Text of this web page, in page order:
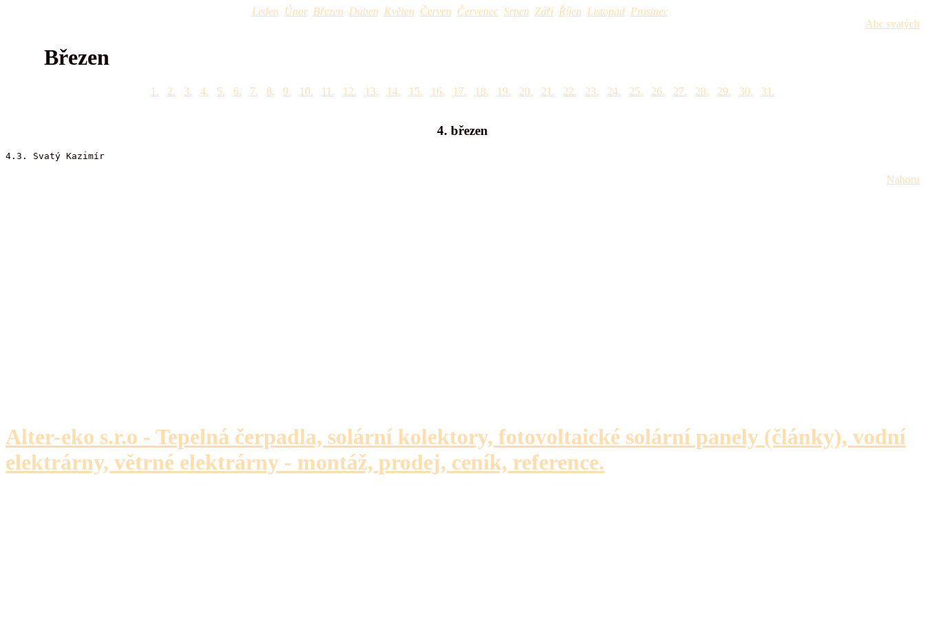
Leden Únor Březen Duben Květen Červen Červenec Srpen Září Říjen Listopad Prosinec
Abc svatých
Březen
1. 2. 3. 4. 5. 6. 7. 8. 9. 10. 11. 12. 13. 14. 15. 16. 17. 18. 19. 20. 21. 22. 23. 24. 25. 26. 27. 28. 29. 30. 31.
4. březen
4.3. Svatý Kazimír
Nahoru
Alter-eko s.r.o - Tepelná čerpadla, solární kolektory, fotovoltaické solární panely (články), vodní
elektrárny, větrné elektrárny - montáž, prodej, ceník, reference.